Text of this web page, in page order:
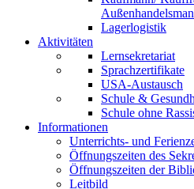
Lagerlogistik
Aktivitäten
Lernsekretariat
Sprachzertifikate
USA-Austausch
Schule &
Schule ohne
Informationen
Unterrichts- und
Öffnungszeiten des
Öffnungszeiten der
Leitbild